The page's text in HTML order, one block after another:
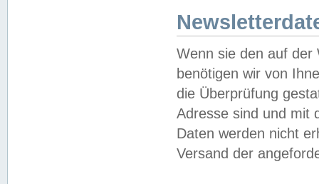
Wenn sie den auf der
benötigen wir von
die Überprüfung
Adresse sind und mit
Daten werden nicht
Versand der